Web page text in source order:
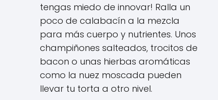
tengas miedo de innovar! Ralla un
poco de calabacín a la mezcla
para más cuerpo y nutrientes. Unos
champiñones salteados, trocitos de
bacon o unas hierbas aromáticas
como la nuez moscada pueden
llevar tu torta a otro nivel.